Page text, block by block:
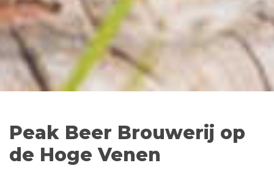
Peak Beer Brouwerij op
de Hoge Venen